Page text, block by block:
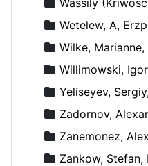
Wetelew, A,
Wilke, Marianne,
Willimowski,
Yeliseyev,
Zadornov,
Zanemonez,
Zankow, Stefan,